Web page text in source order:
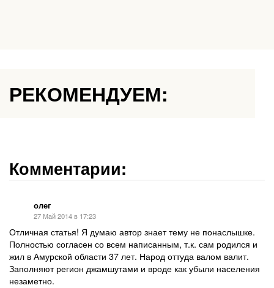
РЕКОМЕНДУЕМ:
Комментарии:
олег
27 Май 2014 в 17:23
Отличная статья! Я думаю автор знает тему не понаслышке.
Полностью согласен со всем написанным, т.к. сам родился и
жил в Амурской области 37 лет. Народ оттуда валом валит.
Заполняют регион джамшутами и вроде как убыли населения
незаметно.